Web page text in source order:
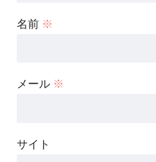
名前 ※
メール ※
サイト